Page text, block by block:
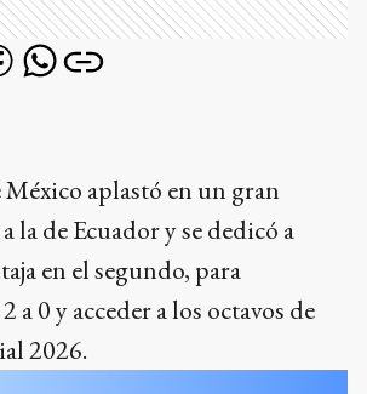
México aplastó en un gran
la de Ecuador y se dedicó a
en el segundo, para
a 0 y acceder a los octavos de
2026.